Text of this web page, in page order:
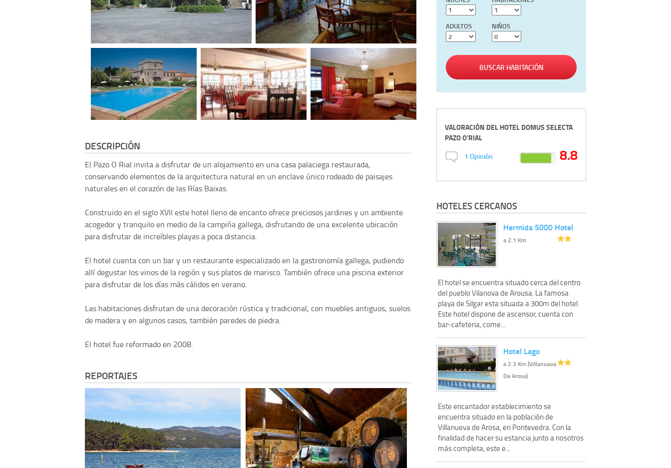
DESCRIPCIÓN
El Pazo O Rial invita a disfrutar de un alojamiento en una casa palaciega restaurada,
conservando elementos de la arquitectura natural en un enclave único rodeado de paisajes
naturales en el corazón de las Rías Baixas.
Construido en el siglo XVII este hotel lleno de encanto ofrece preciosos jardines y un ambiente
acogedor y tranquilo en medio de la campiña gallega, disfrutando de una excelente ubicación
para disfrutar de increíbles playas a poca distancia.
El hotel cuenta con un bar y un restaurante especializado en la gastronomía gallega, pudiendo
allí degustar los vinos de la región y sus platos de marisco. También ofrece una piscina exterior
para disfrutar de los días más cálidos en verano.
Las habitaciones disfrutan de una decoración rústica y tradicional, con muebles antiguos, suelos
de madera y en algunos casos, también paredes de piedra.
El hotel fue reformado en 2008.
REPORTAJES
ADULTOS NIÑOS
BUSCAR HABITACIÓN
VALORACIÓN DELHOTEL DOMUS SELECTA
PAZO O'RIAL
1 Opinión 8.8
HOTELES CERCANOS
Hermida 5000 Hotel
a 2.1 Km
El hotel se encuentra situado cerca del centro
del pueblo Vilanova de Arousa. La famosa
playa de Silgar esta situada a 300m del hotel.
Este hotel dispone de ascensor, cuenta con
bar-cafeteria, come...
Hotel Lago
a 2.3 Km (Villanueva
De Arosa)
Este encantador establecimiento se
encuentra situado en la población de
Villanueva de Arosa, en Pontevedra. Con la
finalidad de hacer su estancia junto a nosotros
más completa, este e...